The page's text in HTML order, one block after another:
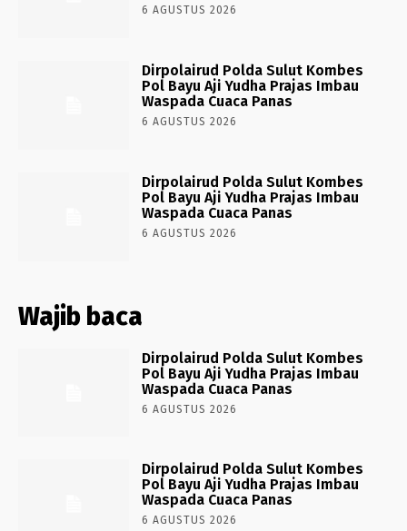
6 AGUSTUS 2026
Dirpolairud Polda Sulut Kombes
Pol Bayu Aji Yudha Prajas Imbau
Waspada Cuaca Panas
6 AGUSTUS 2026
Dirpolairud Polda Sulut Kombes
Pol Bayu Aji Yudha Prajas Imbau
Waspada Cuaca Panas
6 AGUSTUS 2026
Wajib baca
Dirpolairud Polda Sulut Kombes
Pol Bayu Aji Yudha Prajas Imbau
Waspada Cuaca Panas
6 AGUSTUS 2026
Dirpolairud Polda Sulut Kombes
Pol Bayu Aji Yudha Prajas Imbau
Waspada Cuaca Panas
6 AGUSTUS 2026